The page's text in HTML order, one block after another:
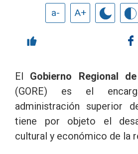
a- A+
El Gobierno Regional
(GORE) es el
administración superior
tiene por objeto el
cultural y económico de la